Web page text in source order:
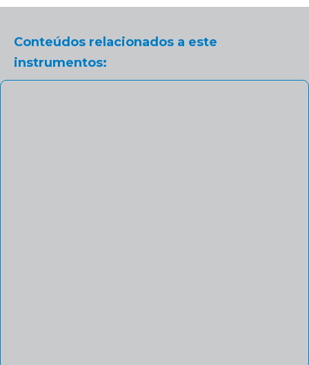
Conteúdos relacionados a este
instrumentos: